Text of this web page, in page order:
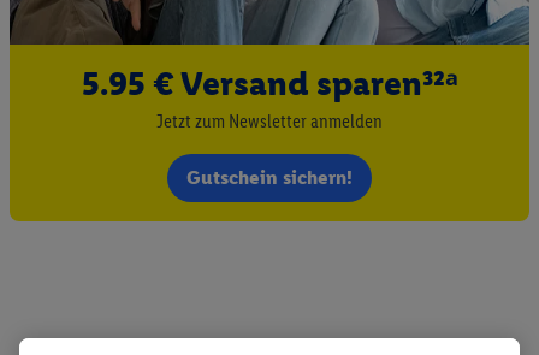
5.95 € Versand sparen³²ᵃ
Jetzt zum Newsletter anmelden
Gutschein sichern!